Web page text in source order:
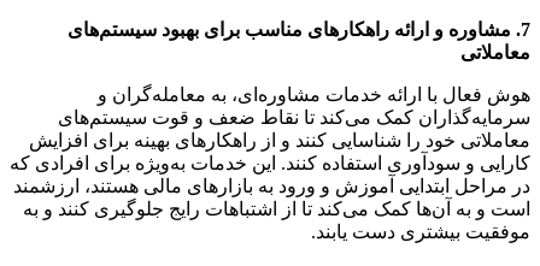
7. مشاوره و ارائه راهکارهای مناسب برای بهبود سیستم‌های
معاملاتی
هوش فعال با ارائه خدمات مشاوره‌ای، به معامله‌گران و
سرمایه‌گذاران کمک می‌کند تا نقاط ضعف و قوت سیستم‌های
معاملاتی خود را شناسایی کنند و از راهکارهای بهینه برای افزایش
کارایی و سودآوری استفاده کنند. این خدمات به‌ویژه برای افرادی که
در مراحل ابتدایی آموزش و ورود به بازارهای مالی هستند، ارزشمند
است و به آن‌ها کمک می‌کند تا از اشتباهات رایج جلوگیری کنند و به
موفقیت بیشتری دست یابند.